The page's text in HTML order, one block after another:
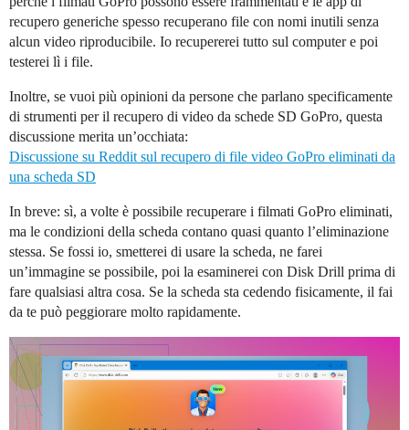
recupero generiche spesso recuperano file con nomi inutili senza
alcun video riproducibile. Io recupererei tutto sul computer e poi
testerei lì i file.
Inoltre, se vuoi più opinioni da persone che parlano specificamente
di strumenti per il recupero di video da schede SD GoPro, questa
discussione merita un’occhiata:
Discussione su Reddit sul recupero di file video GoPro eliminati da
una scheda SD
In breve: sì, a volte è possibile recuperare i filmati GoPro eliminati,
ma le condizioni della scheda contano quasi quanto l’eliminazione
stessa. Se fossi io, smetterei di usare la scheda, ne farei
un’immagine se possibile, poi la esaminerei con Disk Drill prima di
fare qualsiasi altra cosa. Se la scheda sta cedendo fisicamente, il fai
da te può peggiorare molto rapidamente.